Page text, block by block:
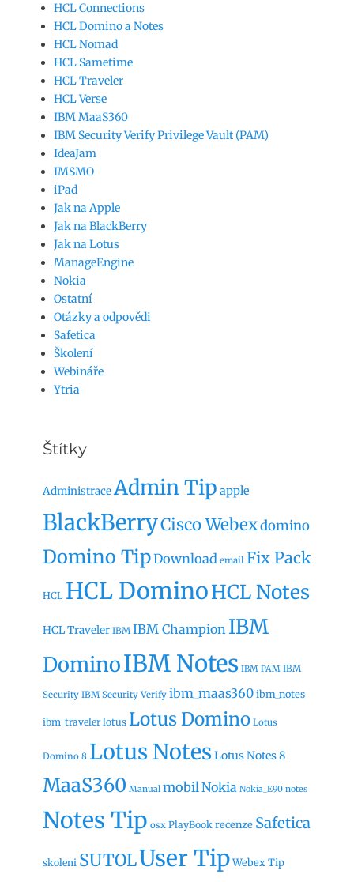
HCL Connections
HCL Domino a Notes
HCL Nomad
HCL Sametime
HCL Traveler
HCL Verse
IBM MaaS360
IBM Security Verify Privilege Vault (PAM)
IdeaJam
IMSMO
iPad
Jak na Apple
Jak na BlackBerry
Jak na Lotus
ManageEngine
Nokia
Ostatní
Otázky a odpovědi
Safetica
Školení
Webináře
Ytria
Štítky
AdministraceAdmin Tip apple
BlackBerryCisco Webexdomino
Domino TipDownload email Fix Pack
HCL HCL DominoHCL Notes
HCL Traveler IBM IBM Champion IBM
DominoIBM Notes IBM PAM IBM
Security IBM Security Verify ibm_maas360ibm_notes
ibm_traveler lotus Lotus Domino Lotus
Domino 8 Lotus Notes Lotus Notes 8
MaaS360 Manual mobilNokia Nokia_E90 notes
Notes Tip osx PlayBook recenze Safetica
skoleni SUTOLUser TipWebex Tip